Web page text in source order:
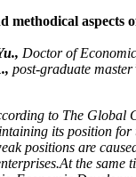
methodical aspects
Doctor of
post-graduate
to The Global
its position for
positions are
the